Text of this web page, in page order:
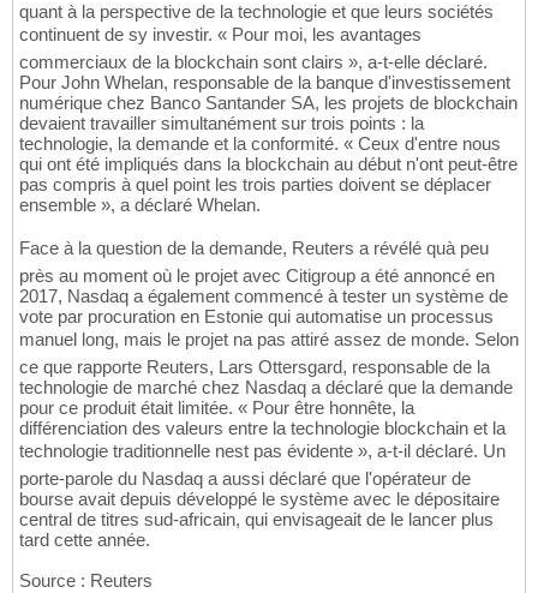
quant à la perspective de la technologie et que leurs sociétés
continuent de sy investir. « Pour moi, les avantages
commerciaux de la blockchain sont clairs », a-t-elle déclaré.
Pour John Whelan, responsable de la banque d'investissement
numérique chez Banco Santander SA, les projets de blockchain
devaient travailler simultanément sur trois points : la
technologie, la demande et la conformité. « Ceux d'entre nous
qui ont été impliqués dans la blockchain au début n'ont peut-être
pas compris à quel point les trois parties doivent se déplacer
ensemble », a déclaré Whelan.
Face à la question de la demande, Reuters a révélé quà peu
près au moment où le projet avec Citigroup a été annoncé en
2017, Nasdaq a également commencé à tester un système de
vote par procuration en Estonie qui automatise un processus
manuel long, mais le projet na pas attiré assez de monde. Selon
ce que rapporte Reuters, Lars Ottersgard, responsable de la
technologie de marché chez Nasdaq a déclaré que la demande
pour ce produit était limitée. « Pour être honnête, la
différenciation des valeurs entre la technologie blockchain et la
technologie traditionnelle nest pas évidente », a-t-il déclaré. Un
porte-parole du Nasdaq a aussi déclaré que l'opérateur de
bourse avait depuis développé le système avec le dépositaire
central de titres sud-africain, qui envisageait de le lancer plus
tard cette année.
Source : Reuters